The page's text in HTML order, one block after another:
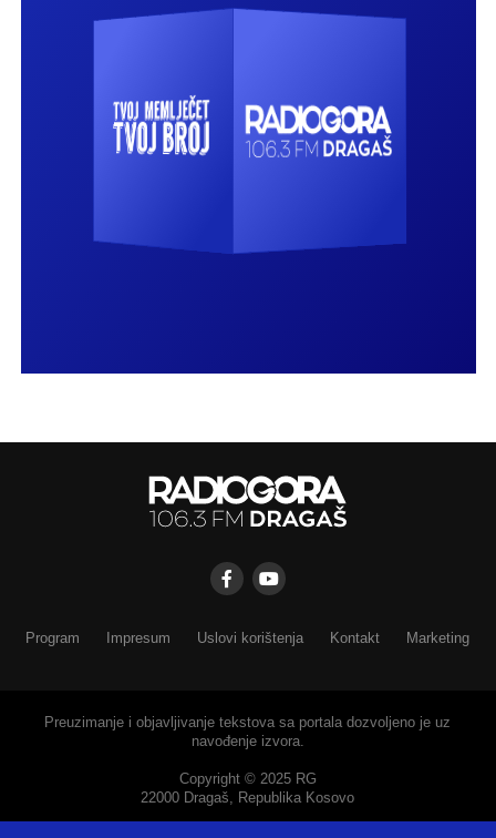
Program Impresum Uslovi korištenja Kontakt Marketing
Preuzimanje i objavljivanje tekstova sa portala dozvoljeno je uz
navođenje izvora.
Copyright © 2025 RG
22000 Dragaš, Republika Kosovo